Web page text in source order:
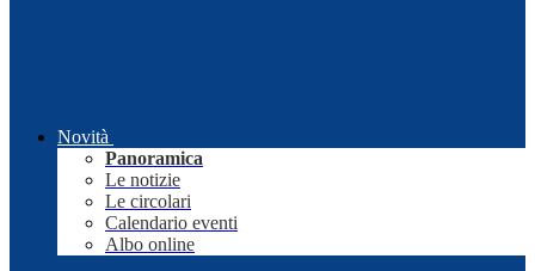
Novità
Panoramica
Le notizie
Le circolari
Calendario eventi
Albo online